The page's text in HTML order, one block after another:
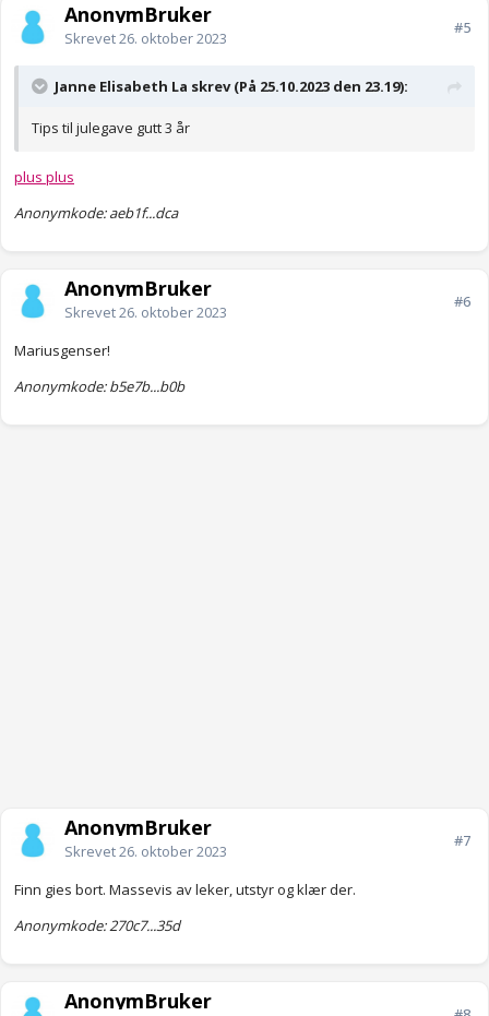
AnonymBruker
Skrevet26. oktober 2023
#5
Janne Elisabeth La skrev (På 25.10.2023 den 23.19):
Tips til julegave gutt 3 år
plus plus
Anonymkode: aeb1f...dca
AnonymBruker
Skrevet26. oktober 2023
#6
Mariusgenser!
Anonymkode: b5e7b...b0b
AnonymBruker
Skrevet26. oktober 2023
#7
Finn gies bort. Massevis av leker, utstyr og klær der.
Anonymkode: 270c7...35d
AnonymBruker